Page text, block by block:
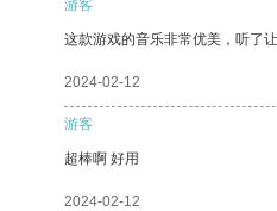
游客
这款游戏的音乐非常优美，听了让
2024-02-12
游客
超棒啊 好用
2024-02-12